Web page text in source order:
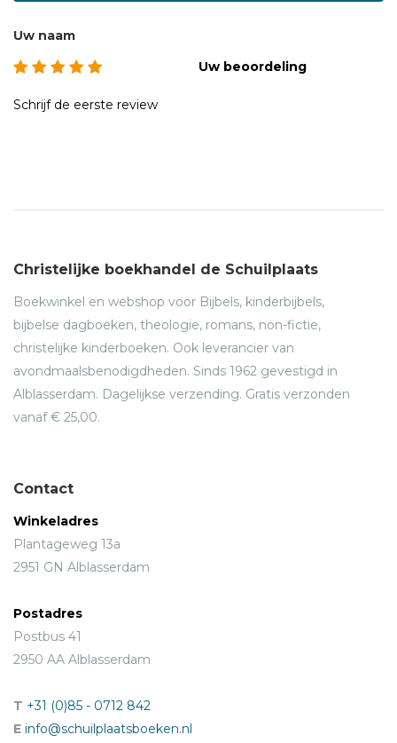
Uw naam
Uw beoordeling
Schrijf de eerste review
Christelijke boekhandel de Schuilplaats
Boekwinkel en webshop voor Bijbels, kinderbijbels,
bijbelse dagboeken, theologie, romans, non-fictie,
christelijke kinderboeken. Ook leverancier van
avondmaalsbenodigdheden. Sinds 1962 gevestigd in
Alblasserdam. Dagelijkse verzending. Gratis verzonden
vanaf € 25,00.
Contact
Winkeladres
Plantageweg 13a
2951 GN Alblasserdam
Postadres
Postbus 41
2950 AA Alblasserdam
T +31 (0)85 - 0712 842
E info@schuilplaatsboeken.nl